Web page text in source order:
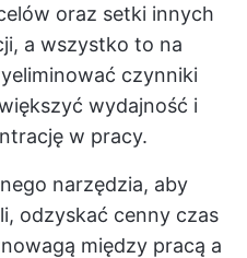
oraz setki innych
a wszystko to na
czynniki
wydajność i
w pracy.
narzędzia, aby
odzyskać cenny czas
między pracą a